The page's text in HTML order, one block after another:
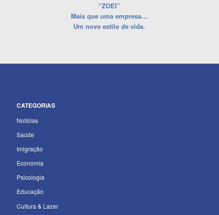
“ZOEI”
Mais que uma empresa…
Um novo estilo de vida.
CATEGORIAS
Notícias
Saúde
Imigração
Economia
Psicologia
Educação
Cultura & Lazer